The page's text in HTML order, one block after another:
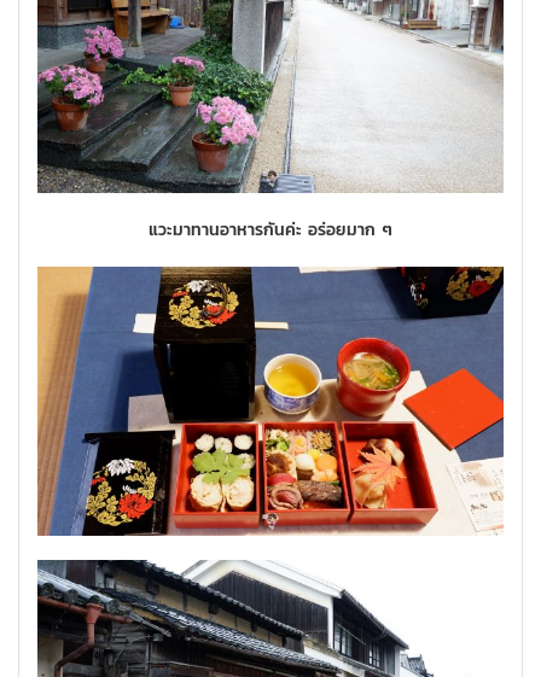
แวะมาทานอาหารกันค่ะ อร่อยมาก ๆ